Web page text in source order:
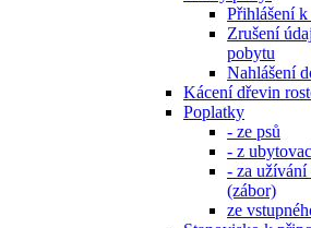
Přihlášení
Zrušení
pobytu
Nahlášení
Kácení dřevin
Poplatky
- ze psů
- z
- za užívání
(zábor)
ze